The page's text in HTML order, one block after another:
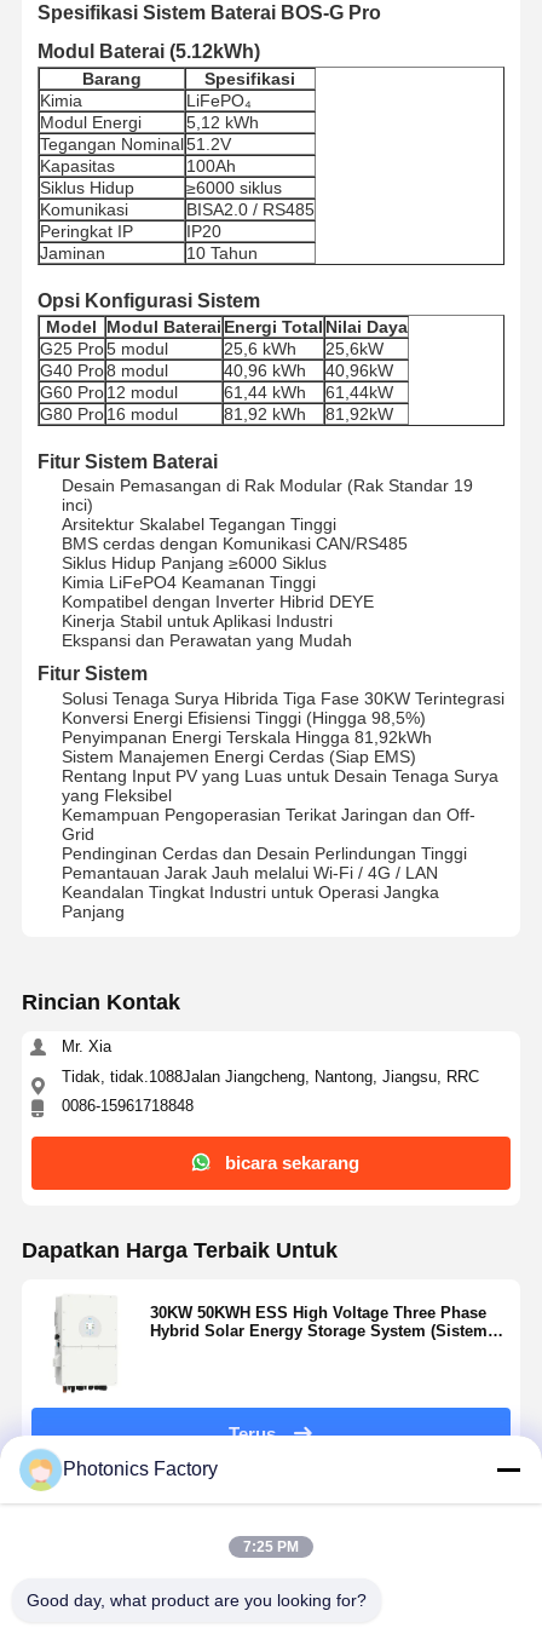
Sistem Manajemen Energi Rumah
Sistem Tenaga Surya Perumahan
sistem tenaga surya komersial
sistem tenaga surya industri
Sistem Tenaga Surya
Panel Surya dan Inverter
Berbagi Bank Daya
Lampu Jalan Terbuat dari Tenaga Surya
Sistem Kontainer Surya
Spesifikasi Sistem Baterai BOS-G Pro
Modul Baterai (5.12kWh)
Barang
Spesifikasi
Kimia
LiFePO₄
Modul Energi
5,12 kWh
Tegangan Nominal51.2V
Kapasitas
100Ah
Siklus Hidup
≥6000 siklus
Komunikasi
BISA2.0 / RS485
Peringkat IP
IP20
Jaminan
10 Tahun
Opsi Konfigurasi Sistem
Model Modul Baterai Energi Total Nilai Daya
G25 Pro5 modul 25,6 kWh
25,6kW
G40 Pro8 modul 40,96 kWh
40,96kW
G60 Pro12 modul 61,44 kWh
61,44kW
G80 Pro16 modul 81,92 kWh 81,92kW
Fitur Sistem Baterai
Desain Pemasangan di Rak Modular (Rak Standar 19
inci)
Arsitektur Skalabel Tegangan Tinggi
BMS cerdas dengan Komunikasi CAN/RS485
Siklus Hidup Panjang ≥6000 Siklus
Kimia LiFePO4 Keamanan Tinggi
Kompatibel dengan Inverter Hibrid DEYE
Kinerja Stabil untuk Aplikasi Industri
Ekspansi dan Perawatan yang Mudah
Fitur Sistem
Solusi Tenaga Surya Hibrida Tiga Fase 30KW Terintegrasi
Konversi Energi Efisiensi Tinggi (Hingga 98,5%)
Penyimpanan Energi Terskala Hingga 81,92kWh
Sistem Manajemen Energi Cerdas (Siap EMS)
Rentang Input PV yang Luas untuk Desain Tenaga Surya
yang Fleksibel
Kemampuan Pengoperasian Terikat Jaringan dan Off-
Grid
Pendinginan Cerdas dan Desain Perlindungan Tinggi
Pemantauan Jarak Jauh melalui Wi-Fi / 4G / LAN
Keandalan Tingkat Industri untuk Operasi Jangka
Panjang
Rincian Kontak
Mr. Xia
Tidak, tidak.1088Jalan Jiangcheng, Nantong, Jiangsu, RRC
0086-15961718848
bicara sekarang
Dapatkan Harga Terbaik Untuk
30KW 50KWH ESS High Voltage Three Phase
Hybrid Solar Energy Storage System (Sistem
Terus
Photonics Factory
7:25 PM
Good day, what product are you looking for?